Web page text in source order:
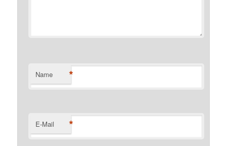
Name *
E-Mail *